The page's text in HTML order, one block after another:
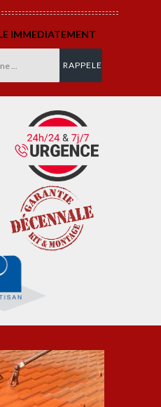
IMMEDIATEMENT